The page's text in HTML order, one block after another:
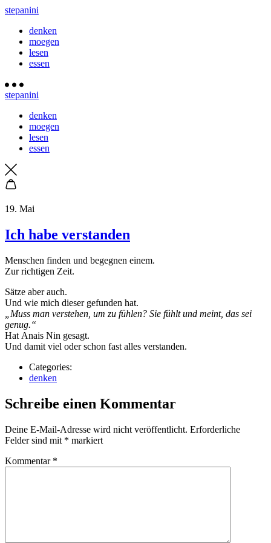
stepanini
denken
moegen
lesen
essen
stepanini
denken
moegen
lesen
essen
19. Mai
Ich habe verstanden
Menschen finden und begegnen einem.
Zur richtigen Zeit.
Sätze aber auch.
Und wie mich dieser gefunden hat.
„Muss man verstehen, um zu fühlen? Sie fühlt und meint, das sei
genug.“
Hat Anais Nin gesagt.
Und damit viel oder schon fast alles verstanden.
Categories:
denken
Schreibe einen Kommentar
Deine E-Mail-Adresse wird nicht veröffentlicht. Erforderliche
Felder sind mit * markiert
Kommentar *